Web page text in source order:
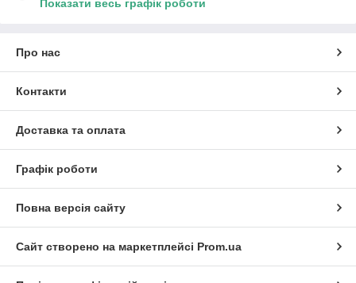
Показати весь графік роботи
Про нас
Контакти
Доставка та оплата
Графік роботи
Повна версія сайту
Сайт створено на маркетплейсі Prom.ua